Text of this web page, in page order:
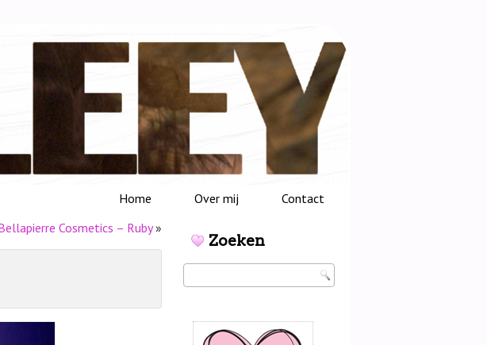
Home Over mij
Contact
Cosmetics – Ruby»
Zoeken